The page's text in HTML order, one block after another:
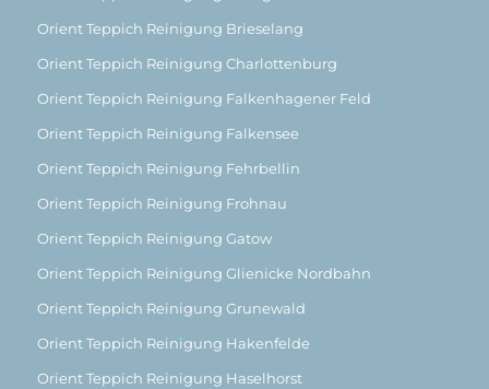
Orient Teppich Reinigung Brieselang
Orient Teppich Reinigung Charlottenburg
Orient Teppich Reinigung Falkenhagener Feld
Orient Teppich Reinigung Falkensee
Orient Teppich Reinigung Fehrbellin
Orient Teppich Reinigung Frohnau
Orient Teppich Reinigung Gatow
Orient Teppich Reinigung Glienicke Nordbahn
Orient Teppich Reinigung Grunewald
Orient Teppich Reinigung Hakenfelde
Orient Teppich Reinigung Haselhorst